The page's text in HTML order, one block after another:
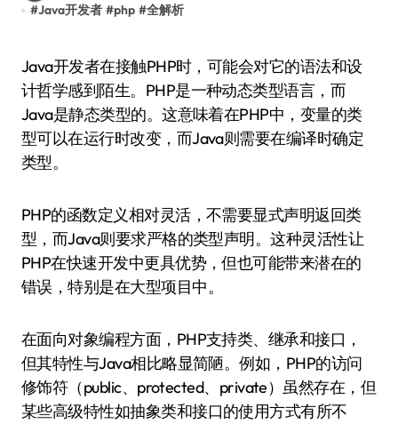
#Java开发者 #php #全解析
Java开发者在接触PHP时，可能会对它的语法和设
计哲学感到陌生。PHP是一种动态类型语言，而
Java是静态类型的。这意味着在PHP中，变量的类
型可以在运行时改变，而Java则需要在编译时确定
类型。
PHP的函数定义相对灵活，不需要显式声明返回类
型，而Java则要求严格的类型声明。这种灵活性让
PHP在快速开发中更具优势，但也可能带来潜在的
错误，特别是在大型项目中。
在面向对象编程方面，PHP支持类、继承和接口，
但其特性与Java相比略显简陋。例如，PHP的访问
修饰符（public、protected、private）虽然存在，但
某些高级特性如抽象类和接口的使用方式有所不